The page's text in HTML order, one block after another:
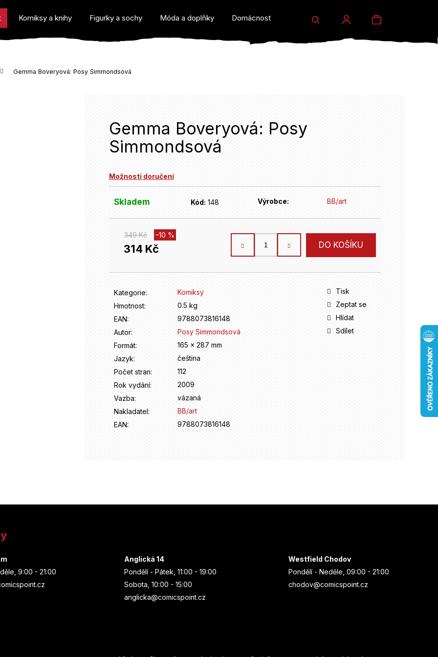
Komiksy a knihy Figurky a sochy Móda a doplňky Domácnost a dárky Prodejny Eventy
Hledat
Přihlášení
Nákupní
Gemma Boveryová: Posy Simmondsová
Gemma Boveryová: Posy
Simmondsová
Možnosti doručení
Skladem Kód: 148 Výrobce: BB/art
349 Kč –10 %
314 Kč
Měrná
DO KOŠÍKU
Kategorie:
Komiksy
Hmotnost:
0.5 kg
EAN:
9788073816148
Autor:
Posy Simmondsová
Formát:
165 x 287 mm
Jazyk:
čeština
Počet stran:
112
Rok vydání:
2009
Vazba:
vázaná
Nakladatel:
BB/art
EAN: 9788073816148
Tisk
Zeptat se
Hlídat
Sdílet
9:00 - 21:00
Anglická 14
Pondělí - Pátek, 11:00 - 19:00
Sobota, 10:00 - 15:00
anglicka@comicspoint.cz
Westfield Chodov
Pondělí - Neděle, 09:00 - 21:00
chodov@comicspoint.cz